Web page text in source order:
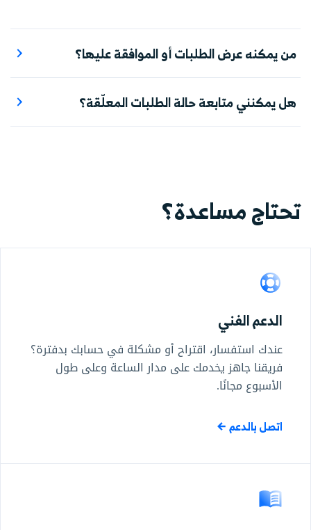
من يمكنه عرض الطلبات أو الموافقة عليها؟
يتيح لك دفترة ضبط الصلاحيات لكل نوع طلب على حدة،
بحيث تحدد من يمكنه إضافة أو عرض أو اعتماد أو رفض
الطلبات، سواء على مستوى الموظفين، الفروع، الأقسام،
أو أدوار وظيفية محددة.
هل يمكنني متابعة حالة الطلبات المعلّقة؟
نعم، يعرض لك النظام لوحة تحكم مخصصة تُظهر جميع
تحتاج مساعدة؟
الدعم الفني
عندك استفسار، اقتراح أو مشكلة في حسابك بدفترة؟
فريقنا جاهز يخدمك على مدار الساعة وعلى طول
الأسبوع مجانًا.
اتصل بالدعم